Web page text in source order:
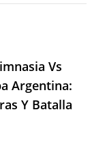
Vs
Argentina:
Y Batalla